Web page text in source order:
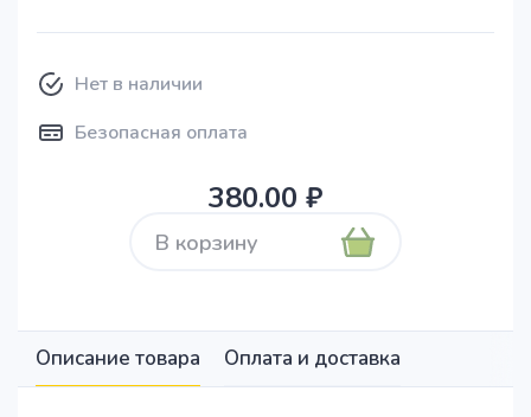
Нет в наличии
Безопасная оплата
380.00 ₽
В корзину
Описание товара Оплата и доставка